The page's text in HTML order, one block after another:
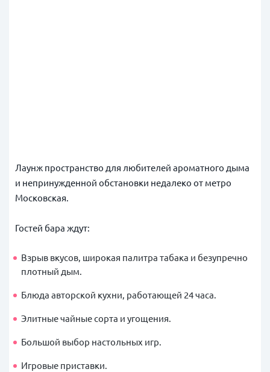
Лаунж пространство для любителей ароматного дыма
и непринужденной обстановки недалеко от метро
Московская.
Гостей бара ждут:
Взрыв вкусов, широкая палитра табака и безупречно
плотный дым.
Блюда авторской кухни, работающей 24 часа.
Элитные чайные сорта и угощения.
Большой выбор настольных игр.
Игровые приставки.